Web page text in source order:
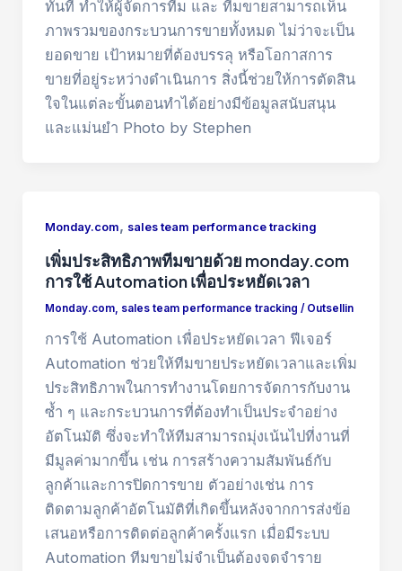
ทันที ทำให้ผู้จัดการทีม และ ทีมขายสามารถเห็น
ภาพรวมของกระบวนการขายทั้งหมด ไม่ว่าจะเป็น
ยอดขาย เป้าหมายที่ต้องบรรลุ หรือโอกาสการ
ขายที่อยู่ระหว่างดำเนินการ สิ่งนี้ช่วยให้การตัดสิน
ใจในแต่ละขั้นตอนทำได้อย่างมีข้อมูลสนับสนุน
และแม่นยำ Photo by Stephen
Monday.com, sales team performance tracking
เพิ่มประสิทธิภาพทีมขายด้วย monday.com
การใช้ Automation เพื่อประหยัดเวลา
Monday.com, sales team performance tracking / Outsellin
การใช้ Automation เพื่อประหยัดเวลา ฟีเจอร์
Automation ช่วยให้ทีมขายประหยัดเวลาและเพิ่ม
ประสิทธิภาพในการทำงานโดยการจัดการกับงาน
ซ้ำ ๆ และกระบวนการที่ต้องทำเป็นประจำอย่าง
อัตโนมัติ ซึ่งจะทำให้ทีมสามารถมุ่งเน้นไปที่งานที่
มีมูลค่ามากขึ้น เช่น การสร้างความสัมพันธ์กับ
ลูกค้าและการปิดการขาย ตัวอย่างเช่น การ
ติดตามลูกค้าอัตโนมัติที่เกิดขึ้นหลังจากการส่งข้อ
เสนอหรือการติดต่อลูกค้าครั้งแรก เมื่อมีระบบ
Automation ทีมขายไม่จำเป็นต้องจดจำราย